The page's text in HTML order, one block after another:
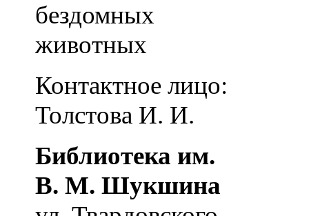
бездомных
животных
Контактное лицо:
Толстова И. И.
Библиотека им.
В. М. Шукшина